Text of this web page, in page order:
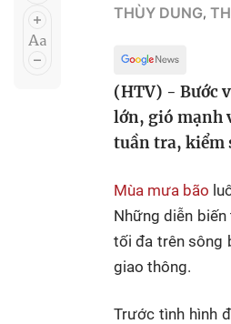
Công
Không
Hồ Chí
THÙY DUNG,
(HTV) - Bước
lớn, gió mạnh
tuần tra, kiểm
Mùa mưa bão
Những diễn
tối đa trên sông
giao thông.
Trước tình hình